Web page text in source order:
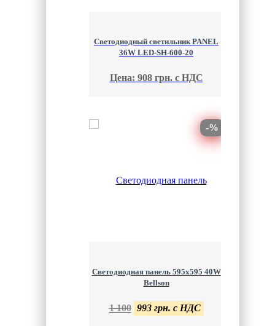
Светодиодный светильник PANEL
36W LED-SH-600-20
Цена: 908 грн. с НДС
-%
Светодиодная панель 595х595 40W
Bellson
1 100 993 грн. с НДС